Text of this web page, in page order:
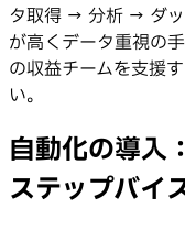
タ取得 → 分析 → ダ
が高くデータ重視の
の収益チームを支援
い。
自動化の導入
ステップバイ